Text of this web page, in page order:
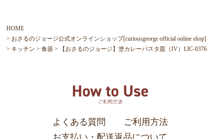
HOME
おさるのジョージ公式オンラインショップ[curiousgeorge official online shop]
キッチン
食器 【おさるのジョージ】塗カレーパスタ皿（IV）LIC-0376
よくある質問
ご利用方法
お支払い・配送返品について